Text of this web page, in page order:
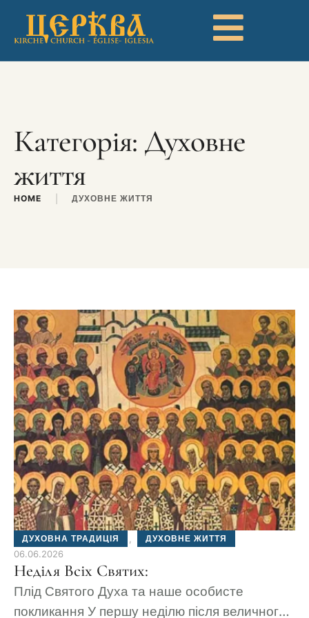
Категорія: Духовне
життя
HOME ДУХОВНЕ ЖИТТЯ
ДУХОВНА ТРАДИЦІЯ ДУХОВНЕ ЖИТТЯ
06.06.2026
Неділя Всіх Святих:
Плід Святого Духа та наше особисте
покликання У першу неділю після величного